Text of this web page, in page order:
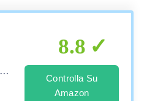
8.8
Controlla Su
Amazon